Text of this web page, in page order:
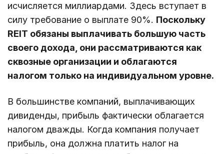
исчисляется миллиардами. Здесь вступает в
силу требование о выплате 90%. Поскольку
REIT обязаны выплачивать большую часть
своего дохода, они рассматриваются как
сквозные организации и облагаются
налогом только на индивидуальном уровне.
В большинстве компаний, выплачивающих
дивиденды, прибыль фактически облагается
налогом дважды. Когда компания получает
прибыль, она должна платить налог на